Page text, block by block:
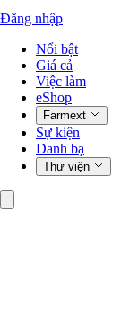
Đăng nhập
Nổi bật
Giá cả
Việc làm
eShop
Farmext
Sự kiện
Danh bạ
Thư viện